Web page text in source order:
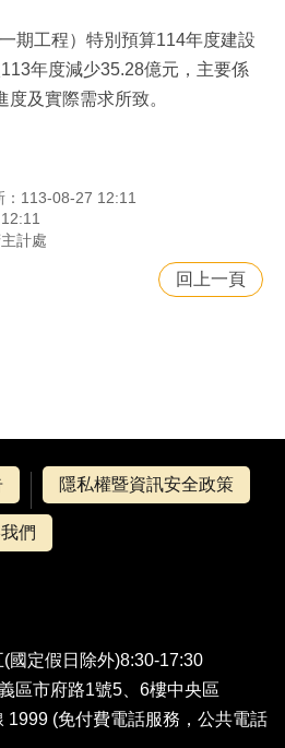
期工程）特別預算114年度建設
年度減少35.28億元，主要係
及實際需求所致。
：113-08-27 12:11
計處
回上一頁
隱私權暨資訊安全政策
們
國定假日除外)8:30-17:30
區市府路1號5、6樓中央區
1999 (免付費電話服務，公共電話